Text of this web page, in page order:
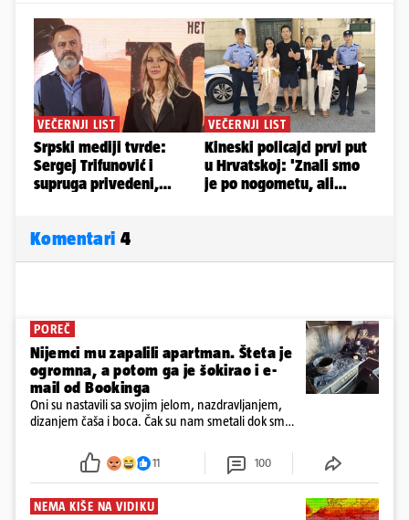
Komentari 4
POREČ
Nijemci mu zapalili apartman. Šteta je
ogromna, a potom ga je šokirao i e-
mail od Bookinga
Oni su nastavili sa svojim jelom, nazdravljanjem,
dizanjem čaša i boca. Čak su nam smetali dok smo
požar, rekao je vlasnik
11 100
NEMA KIŠE NA VIDIKU